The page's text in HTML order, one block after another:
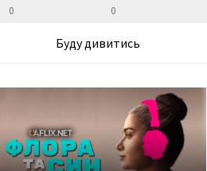
0 0
Буду дивитись